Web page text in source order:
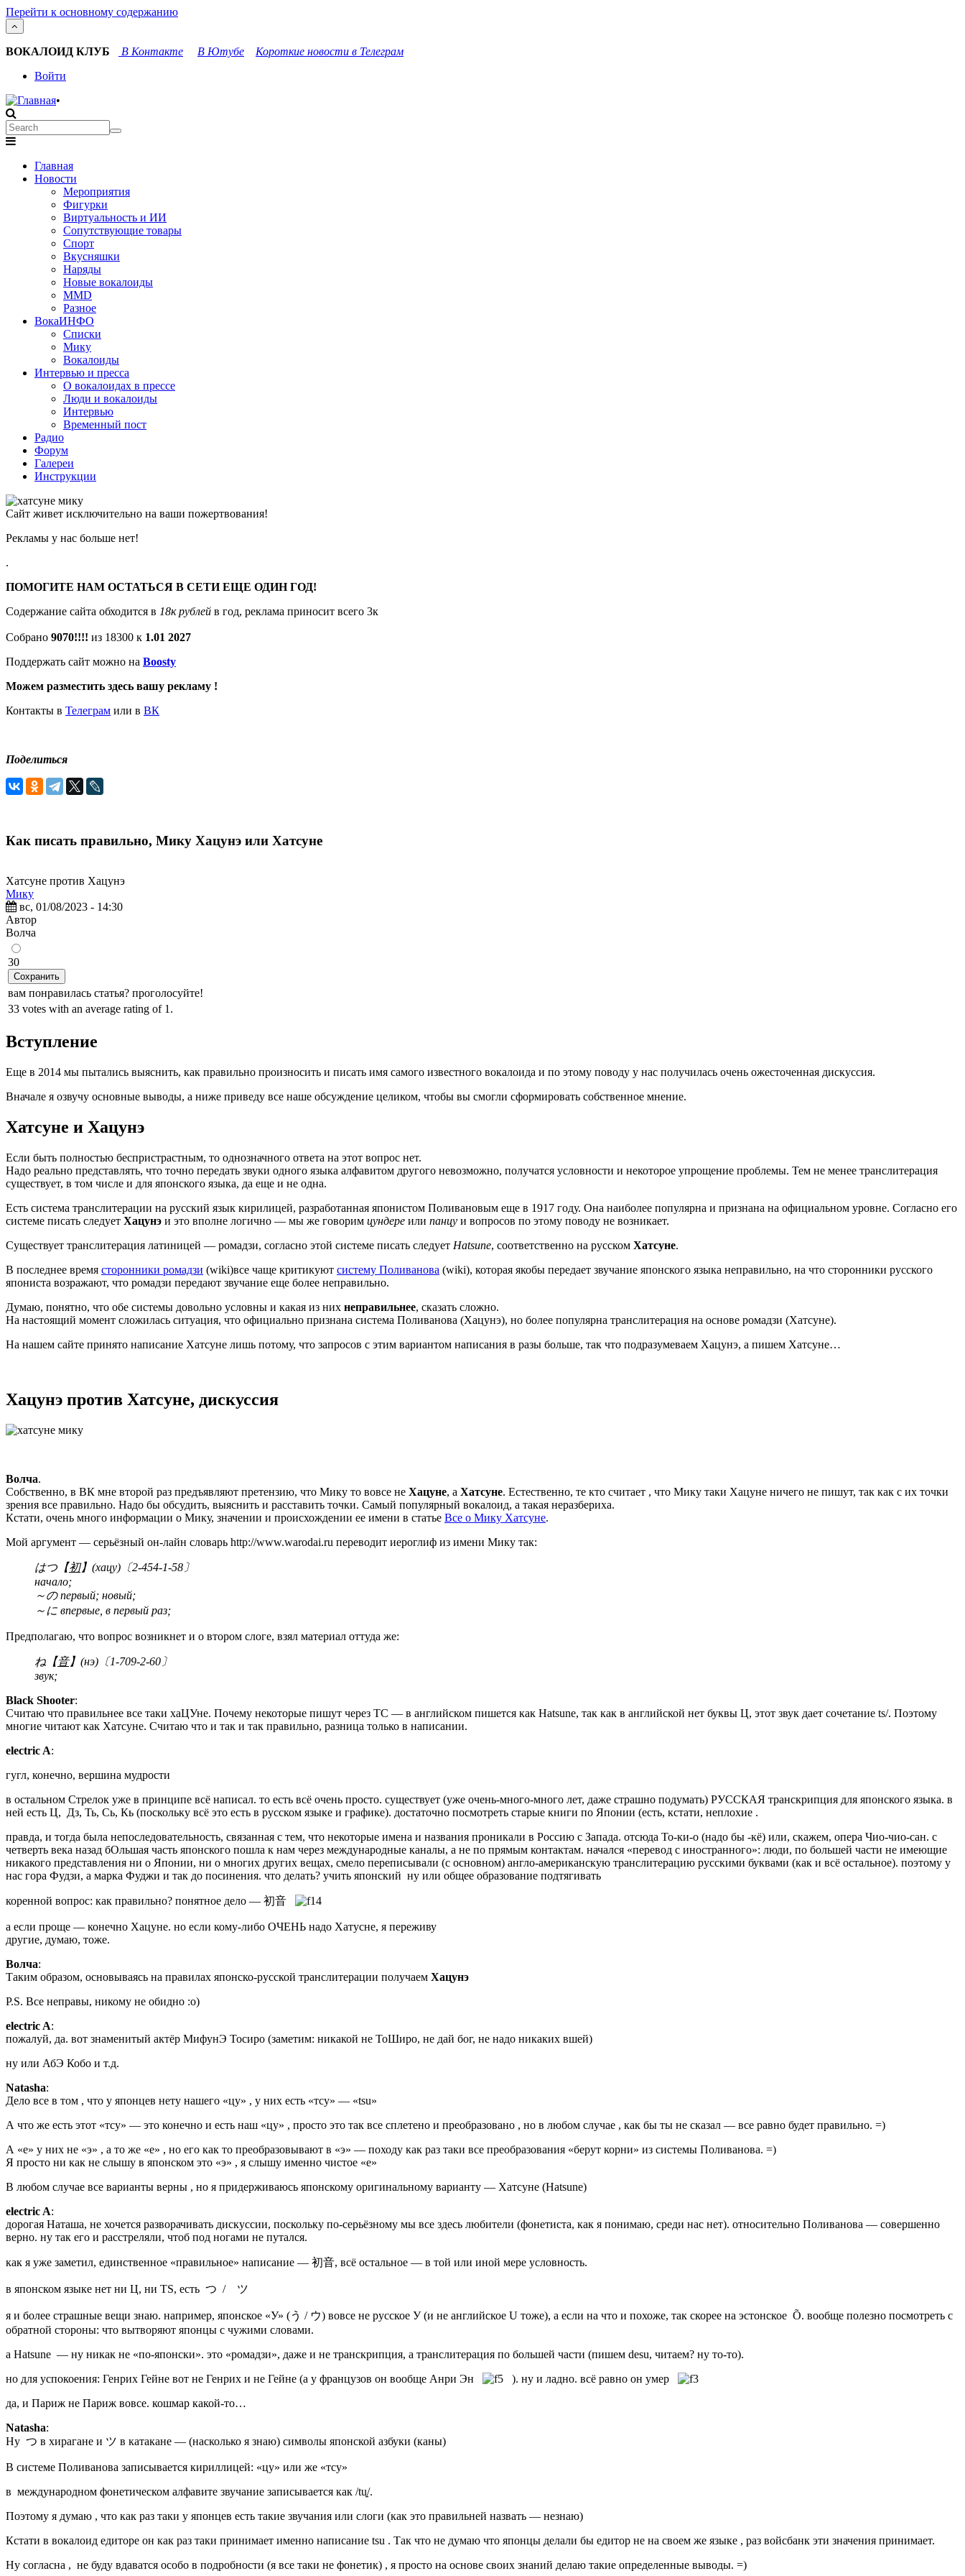
Перейти к основному содержанию
ВОКАЛОИД КЛУБ В Контакте В Ютубе Короткие новости в Телеграм
User
account
menu
Войти
•
Search
Search
navigation
Главная
Новости
Мероприятия
Фигурки
Виртуальность и ИИ
Сопутствующие товары
Спорт
Вкусняшки
Наряды
Новые вокалоиды
MMD
Разное
ВокаИНФО
Списки
Мику
Вокалоиды
Интервью и пресса
О вокалоидах в прессе
Люди и вокалоиды
Интервью
Временный пост
Радио
Форум
Галереи
Инструкции
Сайт живет исключительно на ваши пожертвования!
Рекламы у нас больше нет!
.
ПОМОГИТЕ НАМ ОСТАТЬСЯ В СЕТИ ЕЩЕ ОДИН ГОД!
Содержание сайта обходится в 18к рублей в год, реклама приносит всего 3к
Собрано 9070!!!! из 18300 к 1.01 2027
Поддержать сайт можно на Boosty
Можем разместить здесь вашу рекламу !
Контакты в Телеграм или в ВК
Поделиться
Как писать правильно, Мику Хацунэ или Хатсуне
Хатсуне против Хацунэ
Мику
вс, 01/08/2023 - 14:30
Автор
Волчa
30
Сохранить
вам понравилась статья? проголосуйте!
33 votes with an average rating of 1.
Вступление
Еще в 2014 мы пытались выяснить, как правильно произносить и писать имя самого известного вокалоида и по этому поводу у нас получилась очень ожесточенная дискуссия.
Вначале я озвучу основные выводы, а ниже приведу все наше обсуждение целиком, чтобы вы смогли сформировать собственное мнение.
Хатсуне и Хацунэ
Если быть полностью беспристрастным, то однозначного ответа на этот вопрос нет.
Надо реально представлять, что точно передать звуки одного языка алфавитом другого невозможно, получатся условности и некоторое упрощение проблемы. Тем не менее транслитерация
существует, в том числе и для японского языка, да еще и не одна.
Есть система транслитерации на русский язык кирилицей, разработанная японистом Поливановым еще в 1917 году. Она наиболее популярна и признана на официальном уровне. Согласно его
системе писать следует Хацунэ и это вполне логично — мы же говорим цундере или панцу и вопросов по этому поводу не возникает.
Существует транслитерация латиницей — ромадзи, согласно этой системе писать следует Hatsune, соответственно на русском Хатсуне.
В последнее время сторонники ромадзи (wiki)все чаще критикуют систему Поливанова (wiki), которая якобы передает звучание японского языка неправильно, на что сторонники русского
япониста возражают, что ромадзи передают звучание еще более неправильно.
Думаю, понятно, что обе системы довольно условны и какая из них неправильнее, сказать сложно.
На настоящий момент сложилась ситуация, что официально признана система Поливанова (Хацунэ), но более популярна транслитерация на основе ромадзи (Хатсуне).
На нашем сайте принято написание Хатсуне лишь потому, что запросов с этим вариантом написания в разы больше, так что подразумеваем Хацунэ, а пишем Хатсуне…
Хацунэ против Хатсуне, дискуссия
Волча.
Собственно, в ВК мне второй раз предъявляют претензию, что Мику то вовсе не Хацуне, а Хатсуне. Естественно, те кто считает , что Мику таки Хацуне ничего не пишут, так как с их точки
зрения все правильно. Надо бы обсудить, выяснить и расставить точки. Самый популярный вокалоид, а такая неразбериха.
Кстати, очень много информации о Мику, значении и происхождении ее имени в статье Все о Мику Хатсуне.
Мой аргумент — серьёзный он-лайн словарь http://www.warodai.ru переводит иероглиф из имени Мику так:
はつ【初】(хацу)〔2-454-1-58〕
начало;
～の первый; новый;
～に впервые, в первый раз;
Предполагаю, что вопрос возникнет и о втором слоге, взял материал оттуда же:
ね【音】(нэ)〔1-709-2-60〕
звук;
Black Shooter:
Считаю что правильнее все таки хаЦУне. Почему некоторые пишут через ТС — в английском пишется как Hatsune, так как в английской нет буквы Ц, этот звук дает сочетание ts/. Поэтому
многие читают как Хатсуне. Считаю что и так и так правильно, разница только в написании.
electric A:
гугл, конечно, вершина мудрости
в остальном Стрелок уже в принципе всё написал. то есть всё очень просто. существует (уже очень-много-много лет, даже страшно подумать) РУССКАЯ транскрипция для японского языка. в
ней есть Ц, Дз, Ть, Сь, Кь (поскольку всё это есть в русском языке и графике). достаточно посмотреть старые книги по Японии (есть, кстати, неплохие .
правда, и тогда была непоследовательность, связанная с тем, что некоторые имена и названия проникали в Россию с Запада. отсюда То-ки-о (надо бы -кё) или, скажем, опера Чио-чио-сан. с
четверть века назад бОльшая часть японского пошла к нам через международные каналы, а не по прямым контактам. начался «перевод с иностранного»: люди, по большей части не имеющие
никакого представления ни о Японии, ни о многих других вещах, смело переписывали (с основном) англо-американскую транслитерацию русскими буквами (как и всё остальное). поэтому у
нас гора Фудзи, а марка Фуджи и так до посинения. что делать? учить японский ну или общее образование подтягивать
коренной вопрос: как правильно? понятное дело — 初音
а если проще — конечно Хацуне. но если кому-либо ОЧЕНЬ надо Хатусне, я переживу
другие, думаю, тоже.
Волча:
Таким образом, основываясь на правилах японско-русской транслитерации получаем Хацунэ
P.S. Все неправы, никому не обидно :о)
electric A:
пожалуй, да. вот знаменитый актёр МифунЭ Тосиро (заметим: никакой не ТоШиро, не дай бог, не надо никаких вшей)
ну или АбЭ Кобо и т.д.
Natasha:
Дело все в том , что у японцев нету нашего «цу» , у них есть «тсу» — «tsu»
А что же есть этот «тсу» — это конечно и есть наш «цу» , просто это так все сплетено и преобразовано , но в любом случае , как бы ты не сказал — все равно будет правильно. =)
А «е» у них не «э» , а то же «e» , но его как то преобразовывают в «э» — походу как раз таки все преобразования «берут корни» из системы Поливанова. =)
Я просто ни как не слышу в японском это «э» , я слышу именно чистое «e»
В любом случае все варианты верны , но я придерживаюсь японскому оригинальному варианту — Хатсуне (Hatsune)
electric A:
дорогая Наташа, не хочется разворачивать дискуссии, поскольку по-серьёзному мы все здесь любители (фонетиста, как я понимаю, среди нас нет). относительно Поливанова — совершенно
верно. ну так его и расстреляли, чтоб под ногами не путался.
как я уже заметил, единственное «правильное» написание — 初音, всё остальное — в той или иной мере условность.
в японском языке нет ни Ц, ни TS, есть つ / ツ
я и более страшные вещи знаю. например, японское «У» (う / ウ) вовсе не русское У (и не английское U тоже), а если на что и похоже, так скорее на эстонское Õ. вообще полезно посмотреть с
обратной стороны: что вытворяют японцы с чужими словами.
а Hatsune — ну никак не «по-японски». это «ромадзи», даже и не транскрипция, а транслитерация по большей части (пишем desu, читаем? ну то-то).
но для успокоения: Генрих Гейне вот не Генрих и не Гейне (а у французов он вообще Анри Эн
). ну и ладно. всё равно он умер
да, и Париж не Париж вовсе. кошмар какой-то…
Natasha:
Ну つ в хирагане и ツ в катакане — (насколько я знаю) символы японской азбуки (каны)
В системе Поливанова записывается кириллицей: «цу» или же «тсу»
в международном фонетическом алфавите звучание записывается как /tu͍/.
Поэтому я думаю , что как раз таки у японцев есть такие звучания или слоги (как это правильней назвать — незнаю)
Кстати в вокалоид едиторе он как раз таки принимает именно написание tsu . Так что не думаю что японцы делали бы едитор не на своем же языке , раз войсбанк эти значения принимает.
Ну согласна , не буду вдаватся особо в подробности (я все таки не фонетик) , я просто на основе своих знаний делаю такие определенные выводы. =)